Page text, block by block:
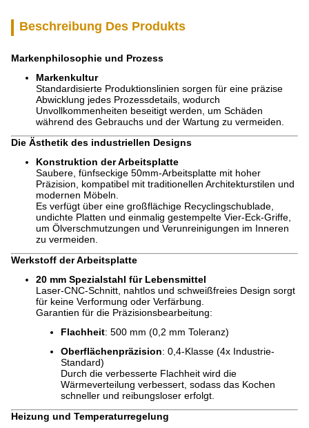
Beschreibung Des Produkts
Markenphilosophie und Prozess
Markenkultur
Standardisierte Produktionslinien sorgen für eine präzise
Abwicklung jedes Prozessdetails, wodurch
Unvollkommenheiten beseitigt werden, um Schäden
während des Gebrauchs und der Wartung zu vermeiden.
Die Ästhetik des industriellen Designs
Konstruktion der Arbeitsplatte
Saubere, fünfseckige 50mm-Arbeitsplatte mit hoher
Präzision, kompatibel mit traditionellen Architekturstilen und
modernen Möbeln.
Es verfügt über eine großflächige Recyclingschublade,
undichte Platten und einmalig gestempelte Vier-Eck-Griffe,
um Ölverschmutzungen und Verunreinigungen im Inneren
zu vermeiden.
Werkstoff der Arbeitsplatte
20 mm Spezialstahl für Lebensmittel
Laser-CNC-Schnitt, nahtlos und schweißfreies Design sorgt
für keine Verformung oder Verfärbung.
Garantien für die Präzisionsbearbeitung:
Flachheit: 500 mm (0,2 mm Toleranz)
Oberflächenpräzision: 0,4-Klasse (4x Industrie-
Standard)
Durch die verbesserte Flachheit wird die
Wärmeverteilung verbessert, sodass das Kochen
schneller und reibungsloser erfolgt.
Heizung und Temperaturregelung